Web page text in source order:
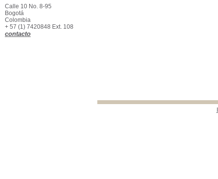
Calle 10 No. 8-95
Bogotá
Colombia
+ 57 (1) 7420848 Ext. 108
contacto